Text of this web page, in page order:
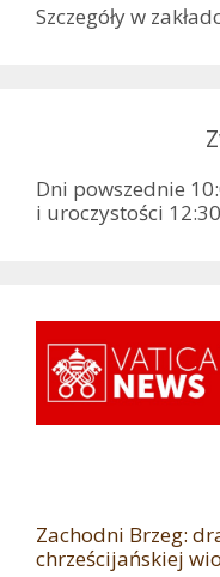
Szczegóły w
Dni powszednie
i uroczystości
Zachodni Brzeg:
chrześcijańskiej